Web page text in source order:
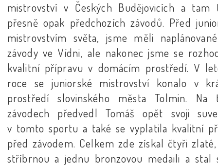
mistrovství v Českých Budějovicích a
přesně opak předchozích závodů. Před
mistrovstvím světa, jsme měli
závody ve Vídni, ale nakonec jsme se
kvalitní přípravu v domácím prostředí. V
roce se juniorské mistrovství konalo v
prostředí slovinského města Tolmin. Na
závodech předvedl Tomáš opět svoji
v tomto sportu a také se vyplatila kvalitní
před závodem. Celkem zde získal čtyři
stříbrnou a jednu bronzovou medaili a stal